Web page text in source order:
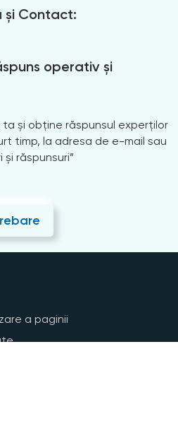
și Contact:
operativ și
și obține răspunsul experților
timp, la adresa de e-mail sau
răspunsuri”
a paginii